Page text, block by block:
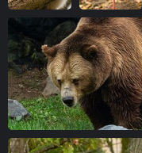
IMG 7167-1
vue 4932 fois
IMG 7203-1
vue 4833 fois
IMG 7287-1